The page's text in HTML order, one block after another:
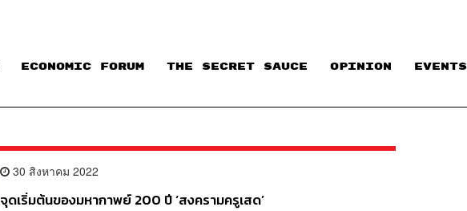
ECONOMIC FORUM THE SECRET SAUCE​ OPINION EVENTS
30 สิงหาคม 2022
จุดเริ่มต้นของมหากาพย์ 200 ปี ‘สงครามครูเสด’